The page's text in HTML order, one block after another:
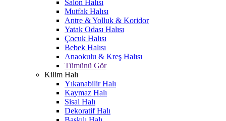
Salon Halısı
Mutfak Halısı
Antre & Yolluk & Koridor
Yatak Odası Halısı
Çocuk Halısı
Bebek Halısı
Anaokulu & Kreş Halısı
Tümünü Gör
Kilim Halı
Yıkanabilir Halı
Kaymaz Halı
Sisal Halı
Dekoratif Halı